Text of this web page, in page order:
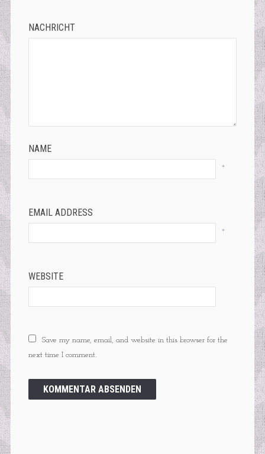
NACHRICHT
NAME
*
EMAIL ADDRESS
*
WEBSITE
Save my name, email, and website in this browser for the
next time I comment.